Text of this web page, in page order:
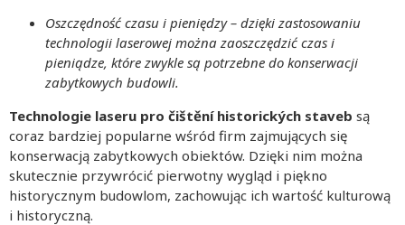
Oszczędność czasu i pieniędzy – dzięki zastosowaniu
technologii laserowej można zaoszczędzić czas i
pieniądze, które zwykle są potrzebne do konserwacji
zabytkowych budowli.
Technologie laseru pro čištění historických staveb są
coraz bardziej popularne wśród firm zajmujących się
konserwacją zabytkowych obiektów. Dzięki nim można
skutecznie przywrócić pierwotny wygląd i piękno
historycznym budowlom, zachowując ich wartość kulturową
i historyczną.